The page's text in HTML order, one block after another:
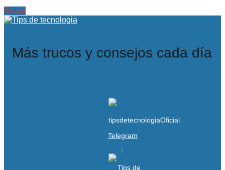
Go up
Más trucos y consejos cada día
Telegram